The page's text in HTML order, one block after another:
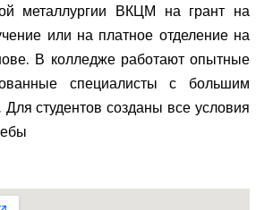
металлургии ВКЦМ на грант на
или на платное отделение на
В колледже работают опытные
специалисты с большим
студентов созданы все условия